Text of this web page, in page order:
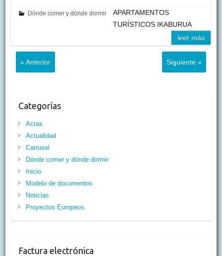
Dónde comer y dónde dormir
APARTAMENTOS
TURÍSTICOS IKABURUA
leer más
« Anterior Siguiente »
Categorías
Actas
Actualidad
Carrusel
Dónde comer y dónde dormir
Inicio
Modelo de documentos
Noticias
Proyectos Europeos.
Factura electrónica